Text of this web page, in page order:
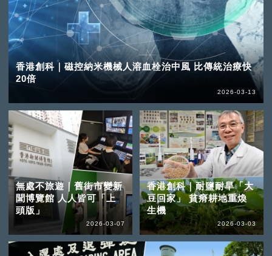
香港創科｜磁控納米機械人溶血栓治中風 比傳統治療快
20倍
2026-03-13
無處不旅遊｜舊街市變新
聞博覽館 人人皆可「上
頭版」
2026-03-07
香港創科｜耐鹽耐旱「大
豆回家」 貧瘠耕地重煥
生機
2026-03-03